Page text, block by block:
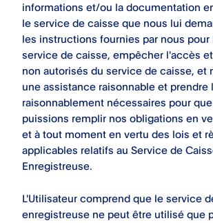
informations et/ou la documentation
le service de caisse que nous lui
les instructions fournies par nous
service de caisse, empêcher l'accès
non autorisés du service de caisse, et
une assistance raisonnable et prendre
raisonnablement nécessaires pour
puissions remplir nos obligations en
et à tout moment en vertu des lois et
applicables relatifs au Service de
Enregistreuse.
L'Utilisateur comprend que le service
enregistreuse ne peut être utilisé que